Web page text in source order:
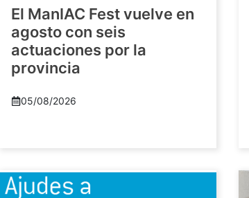
El ManIAC Fest vuelve en
agosto con seis
actuaciones por la
provincia
05/08/2026